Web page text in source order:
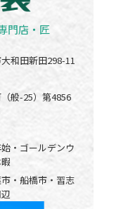
門店・匠
和田新田298-11
般-25）第4856
・ゴールデンウ
・船橋市・習志